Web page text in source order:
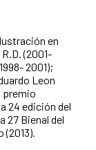
en
(2001-
2001);
Leon
premio
24 edición del
27 Bienal del